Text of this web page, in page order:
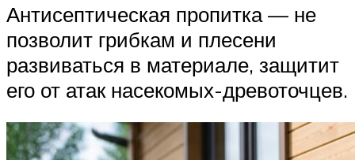
Антисептическая пропитка — не
позволит грибкам и плесени
развиваться в материале, защитит
его от атак насекомых-древоточцев.